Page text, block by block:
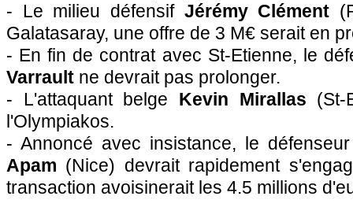
- Le milieu défensif Jérémy Clément (
Galatasaray, une offre de 3 M€ serait en
- En fin de contrat avec St-Etienne, le
Varrault ne devrait pas prolonger.
- L'attaquant belge Kevin Mirallas (St-
l'Olympiakos.
- Annoncé avec insistance, le
Apam (Nice) devrait rapidement
transaction avoisinerait les 4.5 millions